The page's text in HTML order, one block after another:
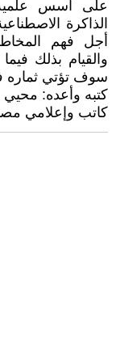
على أسس علمية
الذاكرة
أجل فهم
والقيام بذلك
سوف تؤتي ثماره
كتبه وأعده: محيي
كاتب وإعلامي